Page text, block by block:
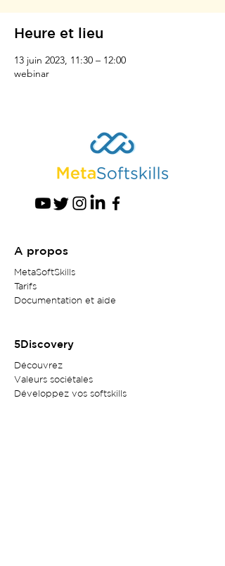
Heure et lieu
13 juin 2023, 11:30 – 12:00
webinar
A propos
MetaSoftSkills
Tarifs
Documentation et aide
5Discovery
Découvrez
Valeurs sociétales
Développez vos softskills